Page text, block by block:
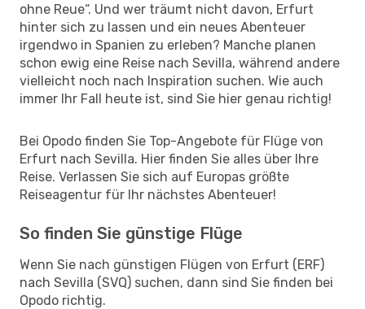
ohne Reue“. Und wer träumt nicht davon, Erfurt
hinter sich zu lassen und ein neues Abenteuer
irgendwo in Spanien zu erleben? Manche planen
schon ewig eine Reise nach Sevilla, während andere
vielleicht noch nach Inspiration suchen. Wie auch
immer Ihr Fall heute ist, sind Sie hier genau richtig!
Bei Opodo finden Sie Top-Angebote für Flüge von
Erfurt nach Sevilla. Hier finden Sie alles über Ihre
Reise. Verlassen Sie sich auf Europas größte
Reiseagentur für Ihr nächstes Abenteuer!
So finden Sie günstige Flüge
Wenn Sie nach günstigen Flügen von Erfurt (ERF)
nach Sevilla (SVQ) suchen, dann sind Sie finden bei
Opodo richtig.